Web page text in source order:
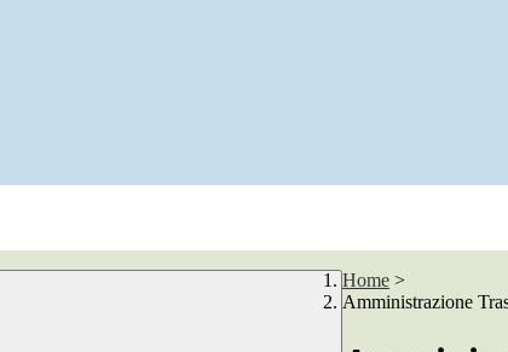
Home >
Amministrazione